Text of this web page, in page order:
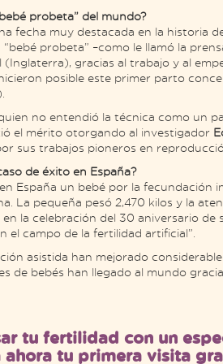
probeta” del mundo?
fecha muy destacada en la historia
probeta” –como le llamó la
(Inglaterra), gracias al trabajo y al
posible este primer parto
no entendió la técnica como un
el mérito otorgando al investigador
sus trabajos pioneros en
de éxito en España?
España un bebé por la fecundación
La pequeña pesó 2,470 kilos y la
en la celebración del 30 aniversario de
el campo de la fertilidad artificial”.
asistida han mejorado
de bebés han llegado al mundo
tu fertilidad con un
ahora tu primera visita